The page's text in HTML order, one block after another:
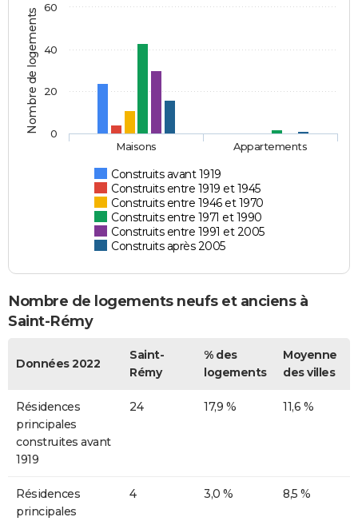
Nombre de logements
Construits avant 1919
Construits entre 1919 et 1945
Construits entre 1946 et 1970
Construits entre 1971 et 1990
Construits entre 1991 et 2005
Construits après 2005
Maisons Appartements
0
20
40
60
Nombre de logements neufs et anciens à
Saint-Rémy
Données 2022
Saint-
Rémy
% des
logements
Moyenne
des villes
Résidences
principales
construites avant
1919
24 17,9 % 11,6 %
Résidences
principales
4 3,0 % 8,5 %